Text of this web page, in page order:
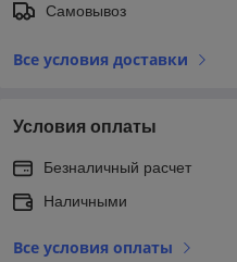
Самовывоз
Все условия доставки
Условия оплаты
Безналичный расчет
Наличными
Все условия оплаты